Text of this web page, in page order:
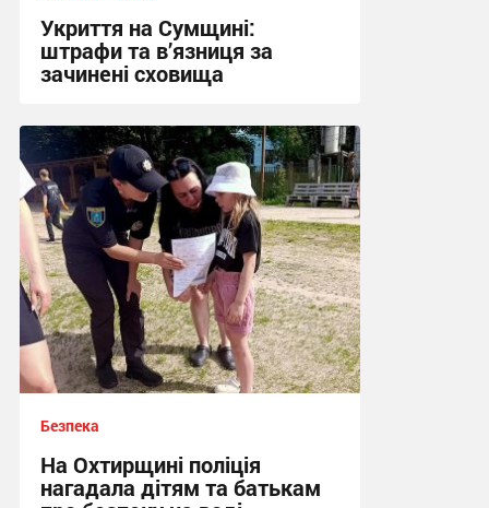
Укриття на Сумщині:
штрафи та в’язниця за
зачинені сховища
12:03, 13.07.2026
Безпека
На Охтирщині поліція
нагадала дітям та батькам